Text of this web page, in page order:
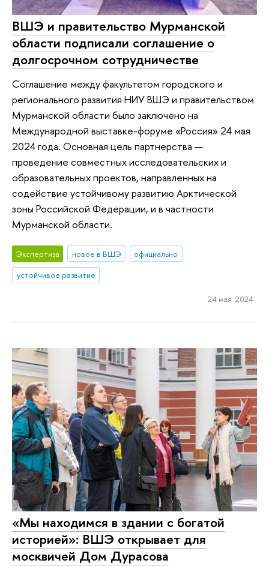
ВШЭ и правительство Мурманской
области подписали соглашение о
долгосрочном сотрудничестве
Соглашение между факультетом городского и
регионального развития НИУ ВШЭ и правительством
Мурманской области было заключено на
Международной выставке-форуме «Россия» 24 мая
2024 года. Основная цель партнерства —
проведение совместных исследовательских и
образовательных проектов, направленных на
содействие устойчивому развитию Арктической
зоны Российской Федерации, и в частности
Мурманской области.
Экспертиза новое в ВШЭ
официально
устойчивое развитие
24 мая 2024
«Мы находимся в здании с богатой
историей»: ВШЭ открывает для
москвичей Дом Дурасова